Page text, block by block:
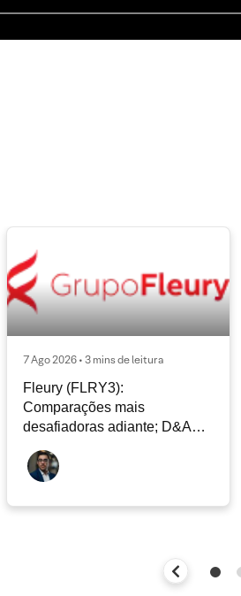
7 Ago 2026 • 3 mins de leitura
Fleury (FLRY3):
Comparações mais
desafiadoras adiante; D&A
deve permanecer nos níveis
atuais